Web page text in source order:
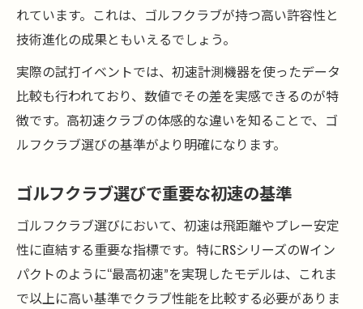
ゴルフクラブの初速体験が人気の要因に
由
ゴルフクラブが選ばれる決め手になる初速
性能
ゴルフクラブ選びで重視したい初速性能の
最新ゴルフクラブで広がる選択肢と新基準
ゴルフクラブの初速データを比較するポイ
ント
れています。これは、ゴルフクラブが持つ高い許容性と
技術進化の成果ともいえるでしょう。
実際の試打イベントでは、初速計測機器を使ったデータ
比較も行われており、数値でその差を実感できるのが特
徴です。高初速クラブの体感的な違いを知ることで、ゴ
ルフクラブ選びの基準がより明確になります。
ゴルフクラブ選びで重要な初速の基準
ゴルフクラブ選びにおいて、初速は飛距離やプレー安定
性に直結する重要な指標です。特にRSシリーズのWイン
パクトのように“最高初速”を実現したモデルは、これま
で以上に高い基準でクラブ性能を比較する必要がありま